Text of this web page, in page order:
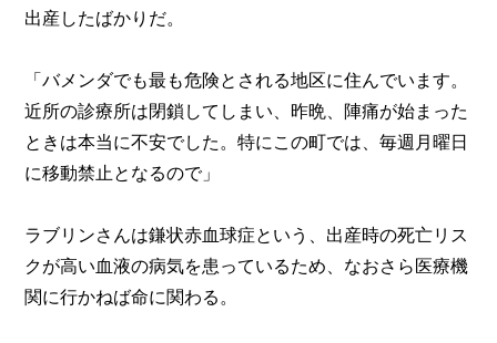
出産したばかりだ。
「バメンダでも最も危険とされる地区に住んでいます。
近所の診療所は閉鎖してしまい、昨晩、陣痛が始まった
ときは本当に不安でした。特にこの町では、毎週月曜日
に移動禁止となるので」
ラブリンさんは鎌状赤血球症という、出産時の死亡リス
クが高い血液の病気を患っているため、なおさら医療機
関に行かねば命に関わる。